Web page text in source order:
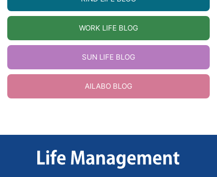
WORK LIFE BLOG
SUN LIFE BLOG
AILABO BLOG